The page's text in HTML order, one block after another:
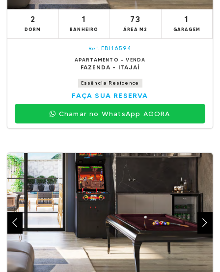
2
DORM
1
BANHEIRO
73
ÁREA M2
1
GARAGEM
Ref. EBI16594
APARTAMENTO - VENDA
FAZENDA - ITAJAÍ
Essência Residence
FAÇA SUA RESERVA
Chamar no WhatsApp AGORA